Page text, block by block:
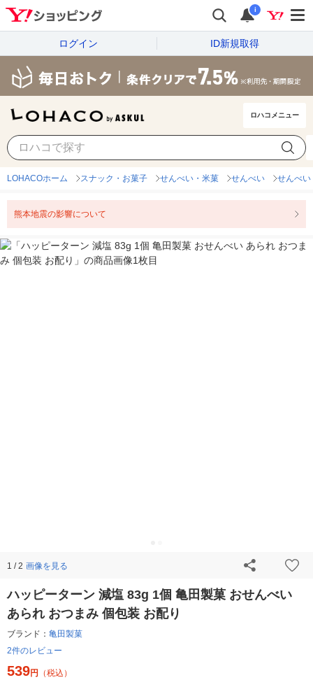
i
ログイン ID新規取得
ロハコメニュー
LOHACOホーム スナック・お菓子 せんべい・米菓 せんべい せんべい
熊本地震の影響について
1 / 2 画像を見る
ハッピーターン 減塩 83g 1個 亀田製菓 おせんべい
あられ おつまみ 個包装 お配り
ブランド： 亀田製菓
2件のレビュー
539円 （税込）